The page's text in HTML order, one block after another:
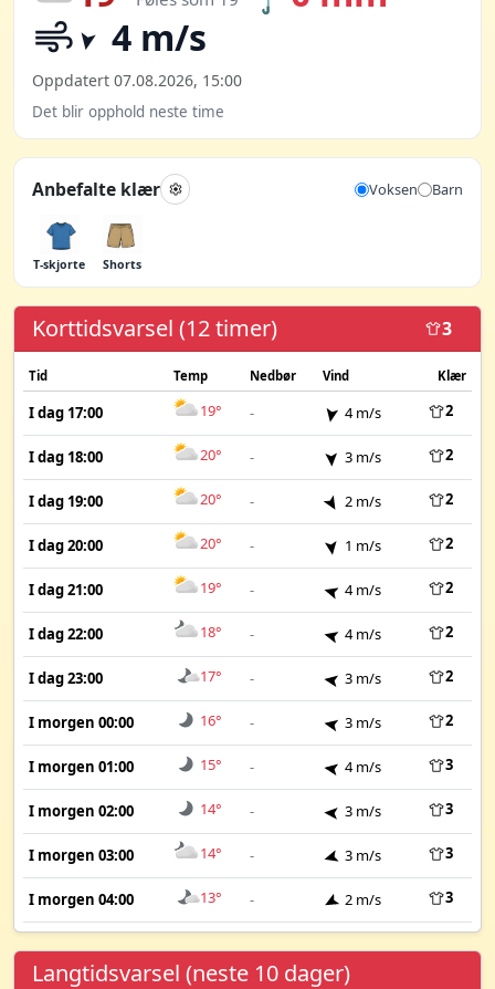
4 m/s
Oppdatert 07.08.2026, 15:00
Det blir opphold neste time
Anbefalte klær Voksen Barn
T-skjorte Shorts
Korttidsvarsel (12 timer) 3
Tid Temp Nedbør Vind Klær
I dag 17:00 19° - 4 m/s 2
I dag 18:00 20° - 3 m/s 2
I dag 19:00 20° - 2 m/s 2
I dag 20:00 20° - 1 m/s 2
I dag 21:00 19° - 4 m/s 2
I dag 22:00 18° - 4 m/s 2
I dag 23:00 17° - 3 m/s 2
I morgen 00:00 16° - 3 m/s 2
I morgen 01:00 15° - 4 m/s 3
I morgen 02:00 14° - 3 m/s 3
I morgen 03:00 14° - 3 m/s 3
I morgen 04:00 13° - 2 m/s 3
Langtidsvarsel (neste 10 dager)